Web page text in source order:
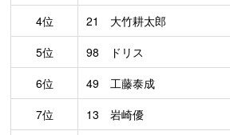
4位
21 大竹耕太郎
5位
98 ドリス
6位
49 工藤泰成
7位
13 岩崎優